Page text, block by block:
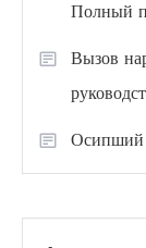
Полный
Вызов
Осипший